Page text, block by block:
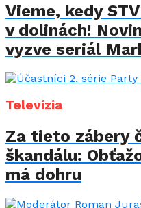
Vieme, kedy
v dolinách!
vyzve seriál
Televízia
Za tieto zábery
škandálu:
má dohru